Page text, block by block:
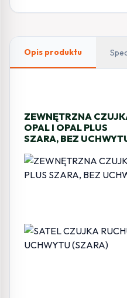
Opis produktu
ZEWNĘTRZNA
OPAL I OPAL PLUS
SZARA, BEZ